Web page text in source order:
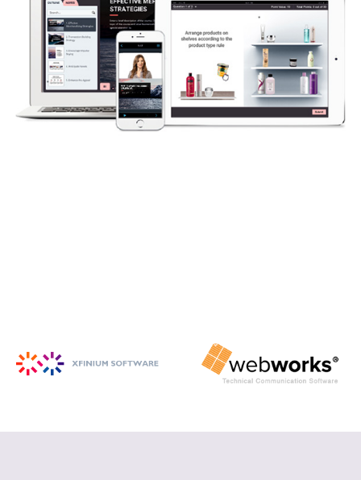
PowerPoint から HTML5 形式の e ラ
ーニング コンテンツを作成